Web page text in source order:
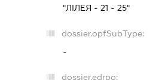
"ЛІЛЕЯ - 21 - 25"
dossier.opfSubType:
-
dossier.edrpo: